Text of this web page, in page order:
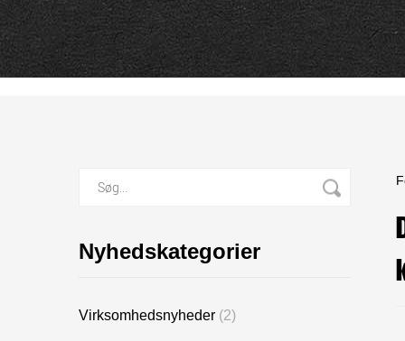
Nyhedskategorier
Virksomhedsnyheder (2)